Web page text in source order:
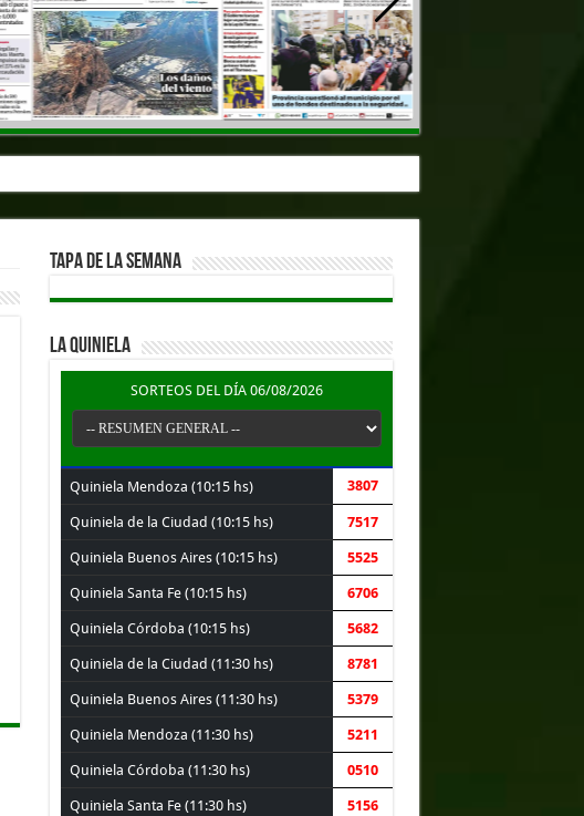
TAPA DE LA SEMANA
LA QUINIELA
SORTEOS DEL DÍA 06/08/2026
Quiniela Mendoza (10:15 hs) 3807
Quiniela de la Ciudad (10:15 hs) 7517
Quiniela Buenos Aires (10:15 hs) 5525
Quiniela Santa Fe (10:15 hs) 6706
Quiniela Córdoba (10:15 hs) 5682
Quiniela de la Ciudad (11:30 hs) 8781
Quiniela Buenos Aires (11:30 hs) 5379
Quiniela Mendoza (11:30 hs) 5211
Quiniela Córdoba (11:30 hs) 0510
Quiniela Santa Fe (11:30 hs) 5156